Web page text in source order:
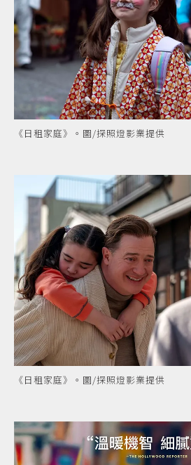
《日租家庭》。圖/探照燈影業提供
《日租家庭》。圖/探照燈影業提供